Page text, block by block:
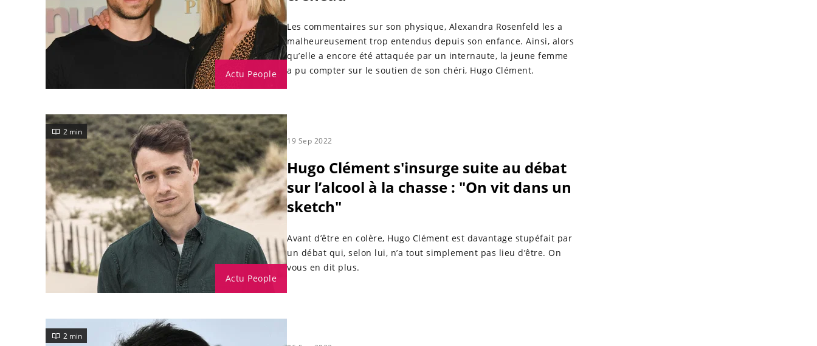
Actu People
Les commentaires sur son physique, Alexandra Rosenfeld les a
malheureusement trop entendus depuis son enfance. Ainsi, alors
qu’elle a encore été attaquée par un internaute, la jeune femme
a pu compter sur le soutien de son chéri, Hugo Clément.
Actu People
2 min
19 Sep 2022
Hugo Clément s'insurge suite au débat
sur l’alcool à la chasse : "On vit dans un
sketch"
Avant d’être en colère, Hugo Clément est davantage stupéfait par
un débat qui, selon lui, n’a tout simplement pas lieu d’être. On
vous en dit plus.
2 min